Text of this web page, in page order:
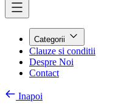
Categorii
Clauze si conditii
Despre Noi
Contact
Inapoi